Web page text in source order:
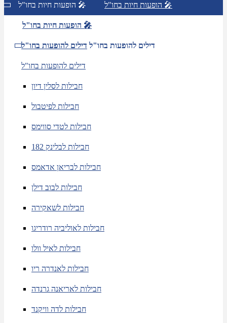
הופעות חיות בחו"ל 🎤 הופעות חיות בחו"ל 🎤
הופעות חיות בחו"ל 🎤
דילים להופעות בחו"ל דילים להופעות בחו"ל
דילים להופעות בחו"ל
חבילות לסלין דיון
חבילות לפיטבול
חבילות לטדי סווימס
חבילות לבלינק 182
חבילות לבריאן אדאמס
חבילות לבוב דילן
חבילות לשאקירה
חבילות לאוליביה רודריגו
חבילות לאיל וולו
חבילות לאנדרה ריו
חבילות לאריאנה גרנדה
חבילות לדה וויקנד